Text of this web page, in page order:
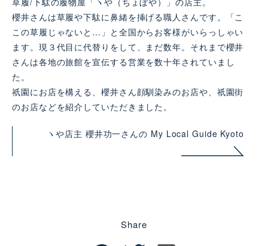
櫻井さんは草履や下駄に鼻緒を挿げる職人さんです。「こ
この草履じゃないと…」と全国からお客様がいらっしゃい
ます。現３代目に代替りをして、まだ数年。それまで櫻井
さんは各地の旅館を宣伝する営業を数十年されていまし
た。
祇園にお店を構える、櫻井さん顔馴染みのお店や、祇園街
のお店などを紹介していただきました。
ヽや店主 櫻井功一さんの My Local Guide Kyoto
Share